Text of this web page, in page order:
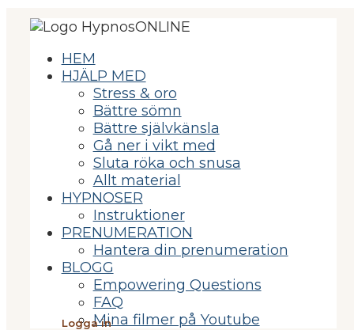
HEM
HJÄLP MED
Stress & oro
Bättre sömn
Bättre självkänsla
Gå ner i vikt med
Sluta röka och snusa
Allt material
HYPNOSER
Instruktioner
PRENUMERATION
Hantera din prenumeration
BLOGG
Empowering Questions
FAQ
Mina filmer på Youtube
Logga in